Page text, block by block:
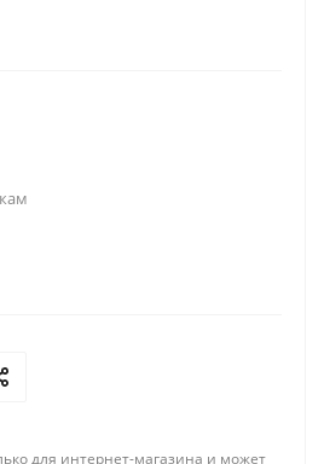
для интернет-магазина и может